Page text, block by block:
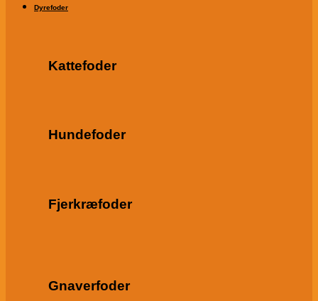
Dyrefoder
Kattefoder
Hundefoder
Fjerkræfoder
Gnaverfoder